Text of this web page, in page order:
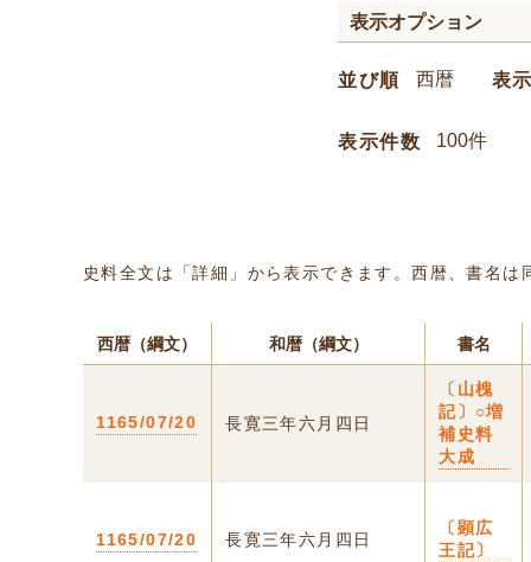
表示オプション
並び順 表
表示件数
史料全文は「詳細」から表示できます。西暦、書名
西暦（綱文） 和暦（綱文） 書名
1165/07/20 長寛三年六月四日
〔山槐
記〕○増
補史料
大成
1165/07/20 長寛三年六月四日
〔顕広
王記〕